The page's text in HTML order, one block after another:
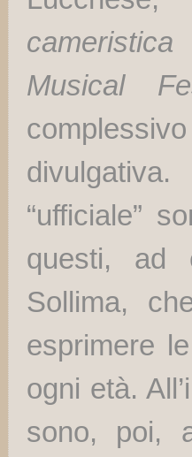
cameristica
Musical
“ufficiale”
questi, ad
Sollima,
esprimere
ogni età.
sono, poi,